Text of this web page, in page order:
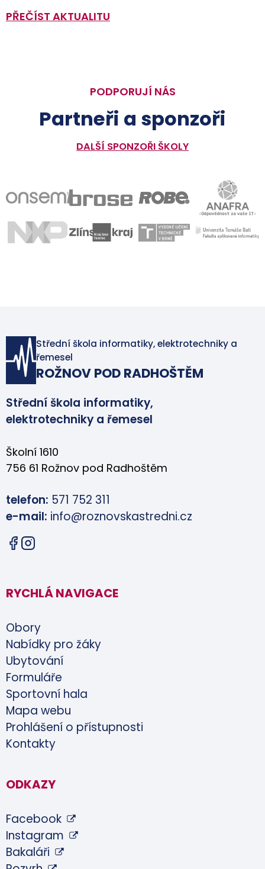
PŘEČÍST AKTUALITU
PODPORUJÍ NÁS
Partneři a sponzoři
DALŠÍ SPONZOŘI ŠKOLY
Střední škola informatiky, elektrotechniky a
řemesel
ROŽNOV POD RADHOŠTĚM
Střední škola informatiky,
elektrotechniky a řemesel
Školní 1610
756 61 Rožnov pod Radhoštěm
telefon: 571 752 311
e-mail: info@roznovskastredni.cz
RYCHLÁ NAVIGACE
Obory
Nabídky pro žáky
Ubytování
Formuláře
Sportovní hala
Mapa webu
Prohlášení o přístupnosti
Kontakty
ODKAZY
Facebook
Instagram
Bakaláři